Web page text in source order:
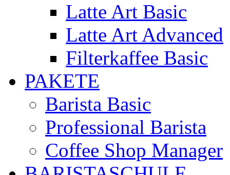
Latte Art Basic
Latte Art Advanced
Filterkaffee Basic
PAKETE
Barista Basic
Professional Barista
Coffee Shop Manager